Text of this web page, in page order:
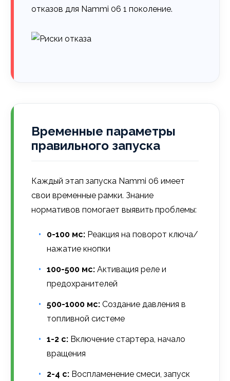
отказов для Nammi 06 1 поколение.
Временные параметры
правильного запуска
Каждый этап запуска Nammi 06 имеет
свои временные рамки. Знание
нормативов помогает выявить проблемы:
0-100 мс: Реакция на поворот ключа/
нажатие кнопки
100-500 мс: Активация реле и
предохранителей
500-1000 мс: Создание давления в
топливной системе
1-2 с: Включение стартера, начало
вращения
2-4 с: Воспламенение смеси, запуск